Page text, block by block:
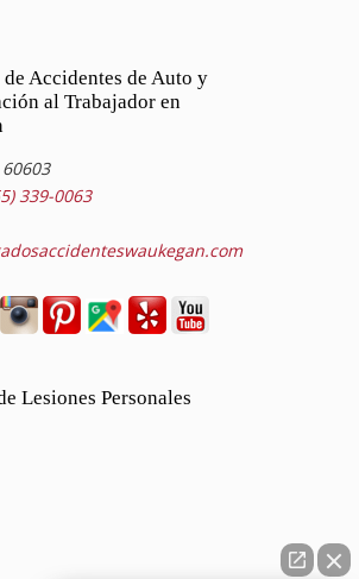
Accidentes de Auto y
al Trabajador en
339-0063
Lesiones Personales